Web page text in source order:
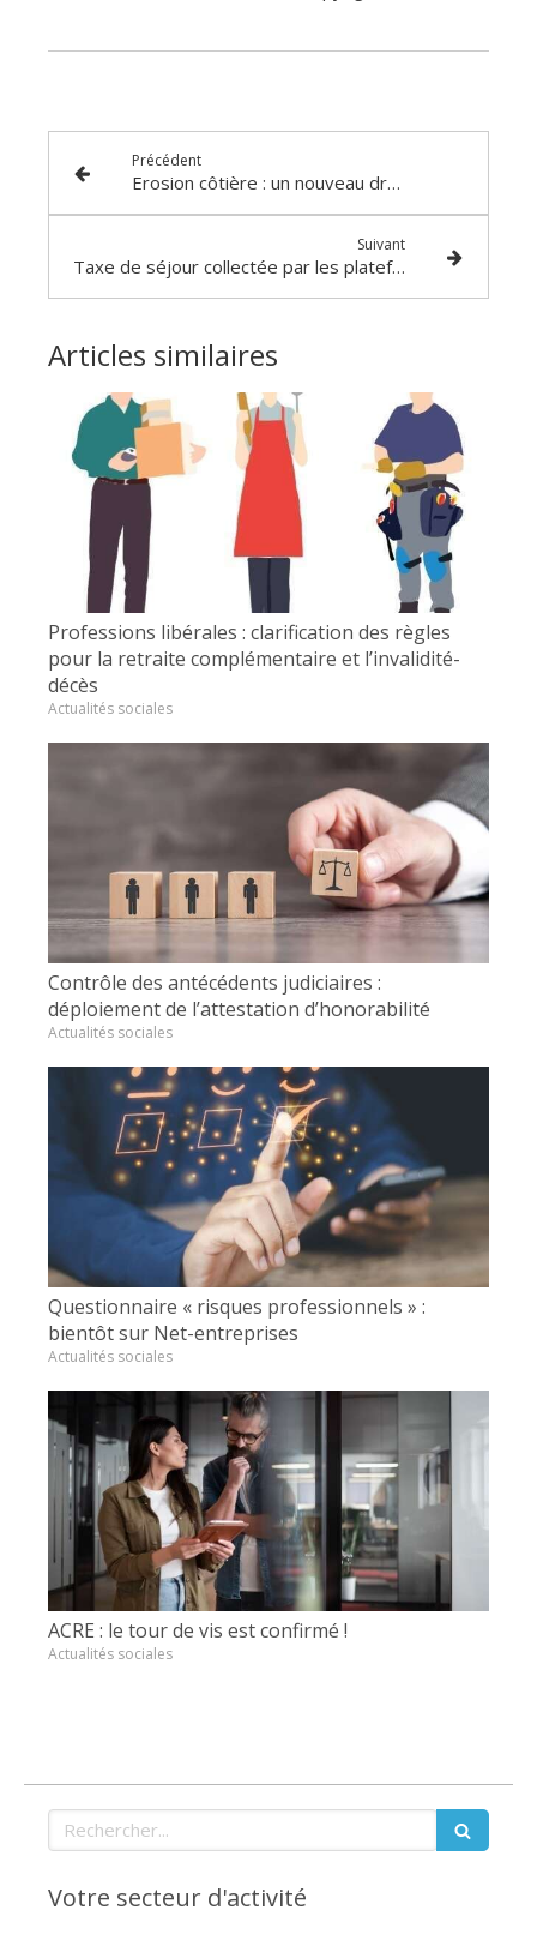
Précédent
Erosion côtière : un nouveau droit de préemption
Suivant
Taxe de séjour collectée par les plateformes numériques : on en sait un peu plus…
Articles similaires
Professions libérales : clarification des règles
pour la retraite complémentaire et l’invalidité-
décès
Actualités sociales
Contrôle des antécédents judiciaires :
déploiement de l’attestation d’honorabilité
Actualités sociales
Questionnaire « risques professionnels » :
bientôt sur Net-entreprises
Actualités sociales
ACRE : le tour de vis est confirmé !
Actualités sociales
Rechercher
Votre secteur d'activité